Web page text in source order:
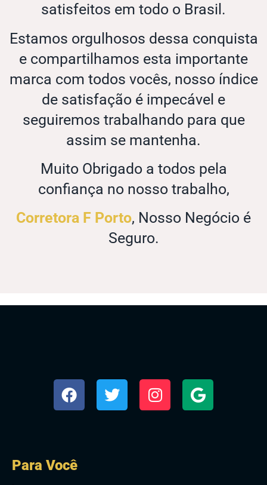
satisfeitos em todo o Brasil.
Estamos orgulhosos dessa conquista
e compartilhamos esta importante
marca com todos vocês, nosso índice
de satisfação é impecável e
seguiremos trabalhando para que
assim se mantenha.
Muito Obrigado a todos pela
confiança no nosso trabalho,
Corretora F Porto, Nosso Negócio é
Seguro.
Para Você